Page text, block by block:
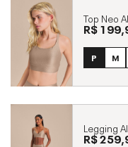
Top Neo
R$
P M
Legging
R$